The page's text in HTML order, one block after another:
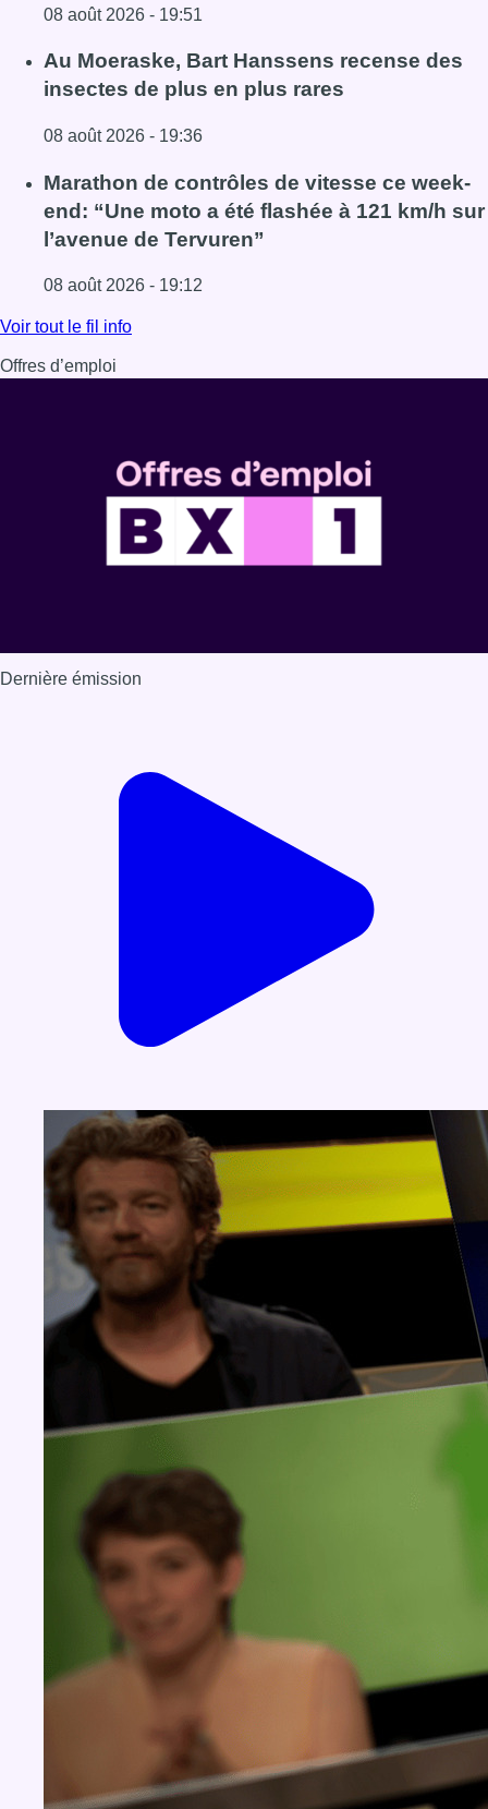
08 août 2026 - 19:51
Lire l'article Un nouveau club de MMA ouvre ses portes à
Au Moeraske, Bart Hanssens recense des
insectes de plus en plus rares
08 août 2026 - 19:36
Lire l'article Au Moeraske, Bart Hanssens recense des
Marathon de contrôles de vitesse ce week-
end: “Une moto a été flashée à 121 km/h sur
l’avenue de Tervuren”
08 août 2026 - 19:12
Lire l'article Marathon de contrôles de vitesse ce week-
Voir tout le fil info
Offres d’emploi
Dernière émission